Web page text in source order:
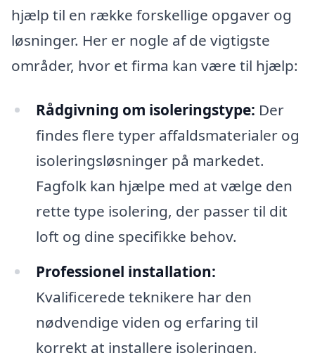
hjælp til en række forskellige opgaver og
løsninger. Her er nogle af de vigtigste
områder, hvor et firma kan være til hjælp:
Rådgivning om isoleringstype: Der
findes flere typer affaldsmaterialer og
isoleringsløsninger på markedet.
Fagfolk kan hjælpe med at vælge den
rette type isolering, der passer til dit
loft og dine specifikke behov.
Professionel installation:
Kvalificerede teknikere har den
nødvendige viden og erfaring til
korrekt at installere isoleringen,